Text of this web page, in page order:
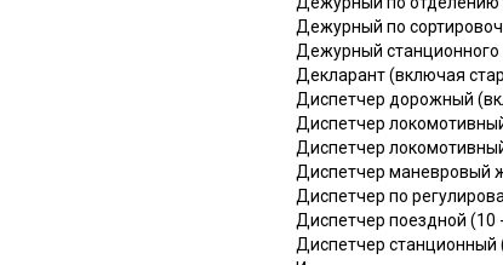
Дежурный по
Дежурный станционного
Декларант (включая
Диспетчер дорожный
Диспетчер
Диспетчер
Диспетчер маневровый
Диспетчер по
Диспетчер поездной (10
Диспетчер станционный